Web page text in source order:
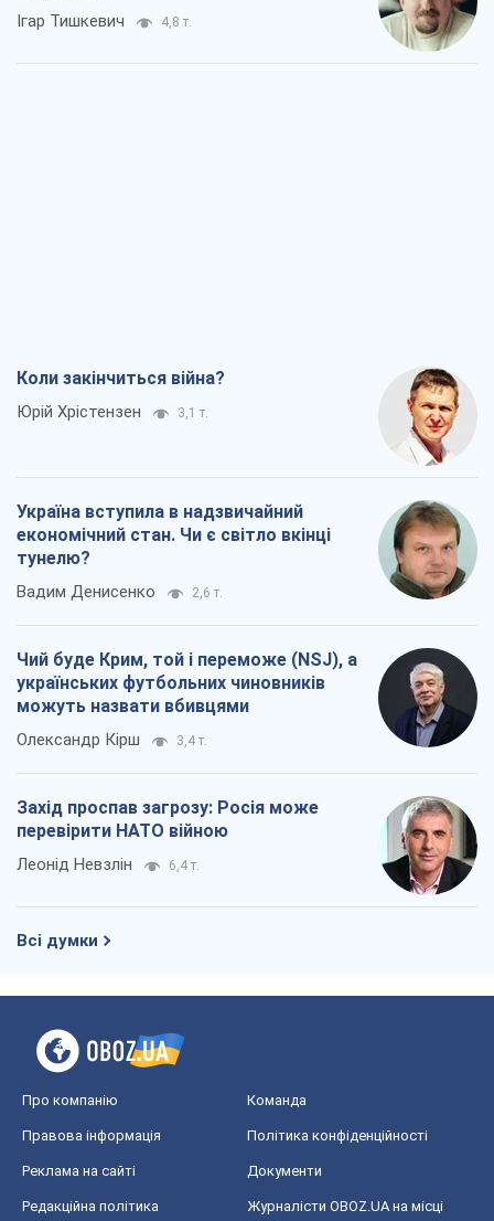
Ігар Тишкевич 4,8 т.
Коли закінчиться війна?
Юрій Хрістензен 3,1 т.
Україна вступила в надзвичайний
економічний стан. Чи є світло вкінці
тунелю?
Вадим Денисенко 2,6 т.
Чий буде Крим, той і переможе (NSJ), а
українських футбольних чиновників
можуть назвати вбивцями
Олександр Кірш 3,4 т.
Захід проспав загрозу: Росія може
перевірити НАТО війною
Леонід Невзлін 6,4 т.
Всі думки
Про компанію Команда
Правова інформація Політика конфіденційності
Реклама на сайті Документи
Редакційна політика
Журналісти OBOZ.UA на місці